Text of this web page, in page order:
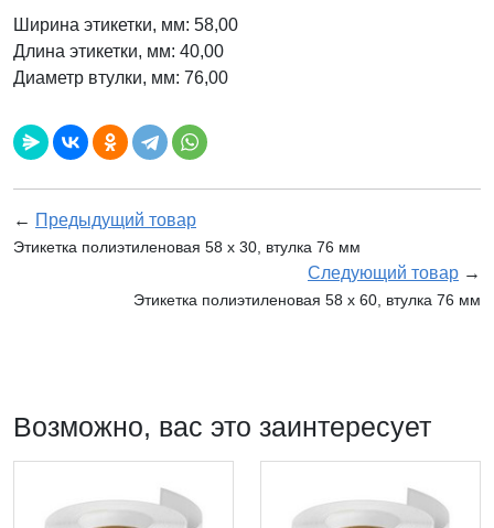
Ширина этикетки, мм: 58,00
Длина этикетки, мм: 40,00
Диаметр втулки, мм: 76,00
← Предыдущий товар
Этикетка полиэтиленовая 58 x 30, втулка 76 мм
Следующий товар →
Этикетка полиэтиленовая 58 x 60, втулка 76 мм
Возможно, вас это заинтересует